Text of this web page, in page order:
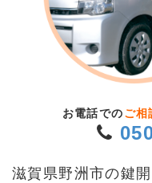
お電話での ご相
滋賀県野洲市の鍵